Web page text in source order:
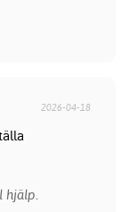
2026-04-18
hjälp.